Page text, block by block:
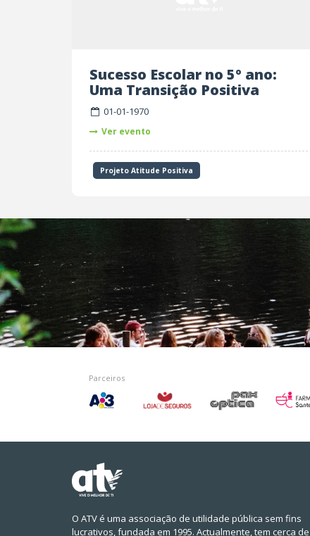
Sucesso Escolar no 5º ano:
Uma Transição Positiva
01-01-1970
Ver evento
Projeto Atitude Positiva
Parceiros
O ATV é uma associação de utilidade pública sem fins
lucrativos, fundada em 1995. Actualmente, tem cerca de